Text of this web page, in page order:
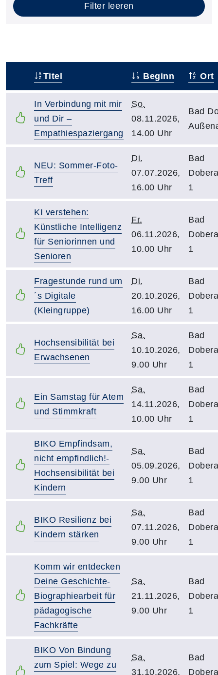
Filter leeren
Titel Beginn Ort
In Verbindung mit mir
und Dir –
Empathiespaziergang
So.
08.11.2026,
14.00 Uhr
Bad
NEU: Sommer-Foto-
Treff
Di.
07.07.2026,
16.00 Uhr
Bad
1
KI verstehen:
Künstliche Intelligenz
für Seniorinnen und
Senioren
Fr.
06.11.2026,
10.00 Uhr
Bad
1
Fragestunde rund um
´s Digitale
(Kleingruppe)
Di.
20.10.2026,
16.00 Uhr
Bad
1
Hochsensibilität bei
Erwachsenen
Sa.
10.10.2026,
9.00 Uhr
Bad
1
Ein Samstag für Atem
und Stimmkraft
Sa.
14.11.2026,
10.00 Uhr
Bad
1
BIKO Empfindsam,
nicht empfindlich!-
Hochsensibilität bei
Kindern
Sa.
05.09.2026,
9.00 Uhr
Bad
1
BIKO Resilienz bei
Kindern stärken
Sa.
07.11.2026,
9.00 Uhr
Bad
1
Komm wir entdecken
Deine Geschichte-
Biographiearbeit für
pädagogische
Fachkräfte
Sa.
21.11.2026,
9.00 Uhr
Bad
1
BIKO Von Bindung
zum Spiel: Wege zu
Sa.
31.10.2026,
Bad